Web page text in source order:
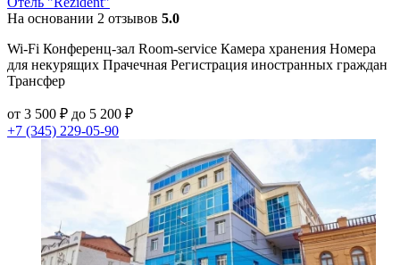
На основании 2 отзывов 5.0
Wi-Fi Конференц-зал Room-service Камера хранения Номера
для некурящих Прачечная Регистрация иностранных граждан
Трансфер
от 3 500 ₽ до 5 200 ₽
+7 (345) 229-05-90